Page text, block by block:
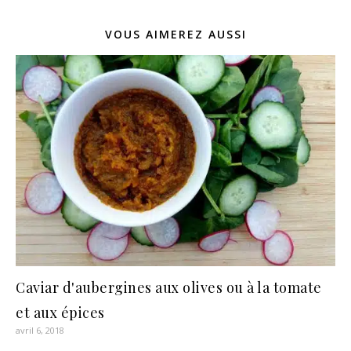
VOUS AIMEREZ AUSSI
Caviar d'aubergines aux olives ou à la tomate
et aux épices
avril 6, 2018